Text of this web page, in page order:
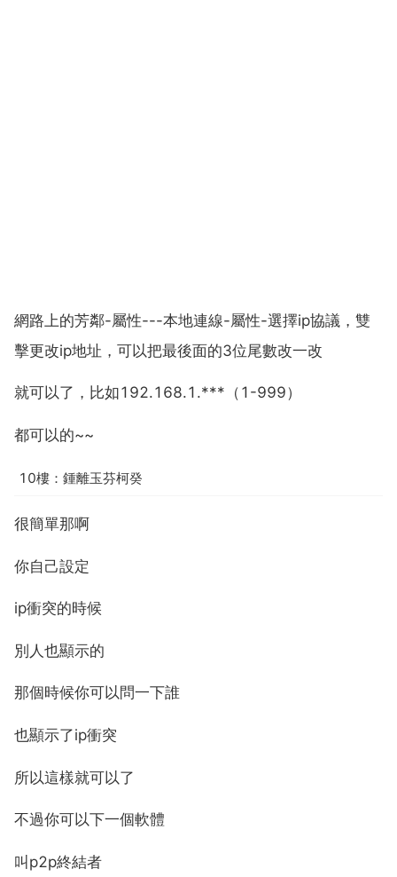
網路上的芳鄰-屬性---本地連線-屬性-選擇ip協議，雙
擊更改ip地址，可以把最後面的3位尾數改一改
就可以了，比如192.168.1.***（1-999）
都可以的~~
10樓：鍾離玉芬柯癸
很簡單那啊
你自己設定
ip衝突的時候
別人也顯示的
那個時候你可以問一下誰
也顯示了ip衝突
所以這樣就可以了
不過你可以下一個軟體
叫p2p終結者